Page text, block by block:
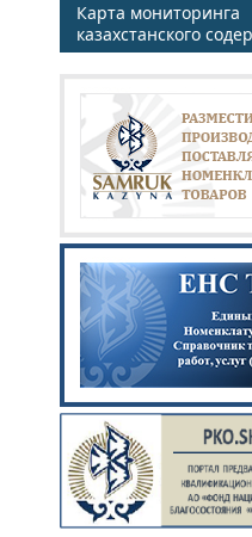
Карта мониторинга
казахстанского